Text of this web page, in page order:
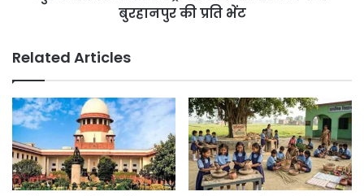
बुरहानपुर की प्रति भेंट
Related Articles